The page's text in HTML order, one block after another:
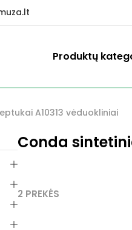
Produktų
A10313 vėduokliniai
Conda
2 PREKĖS